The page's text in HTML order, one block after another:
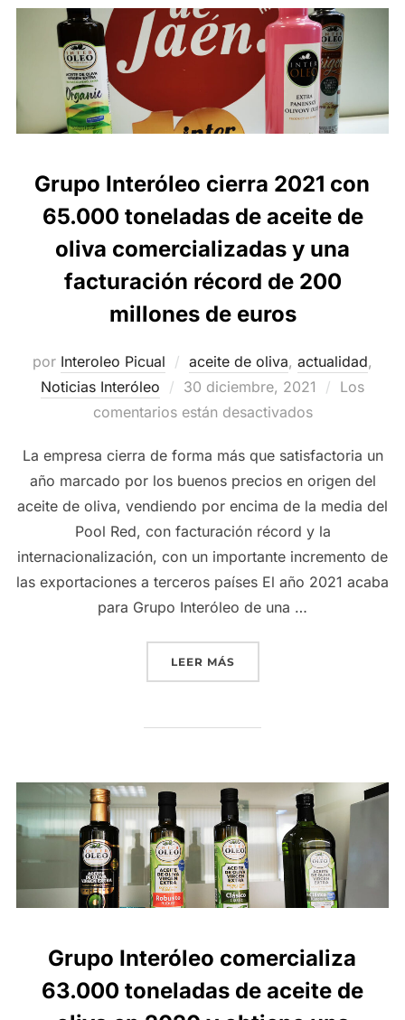
Grupo Interóleo cierra 2021 con
65.000 toneladas de aceite de
oliva comercializadas y una
facturación récord de 200
millones de euros
por Interoleo Picual aceite de oliva, actualidad,
Noticias Interóleo
Publicado
el
30 diciembre, 2021
Los
comentarios están desactivados
La empresa cierra de forma más que satisfactoria un
año marcado por los buenos precios en origen del
aceite de oliva, vendiendo por encima de la media del
Pool Red, con facturación récord y la
internacionalización, con un importante incremento de
las exportaciones a terceros países El año 2021 acaba
para Grupo Interóleo de una …
LEER MÁS«GRUPO INTERÓLEO
Grupo Interóleo comercializa
63.000 toneladas de aceite de